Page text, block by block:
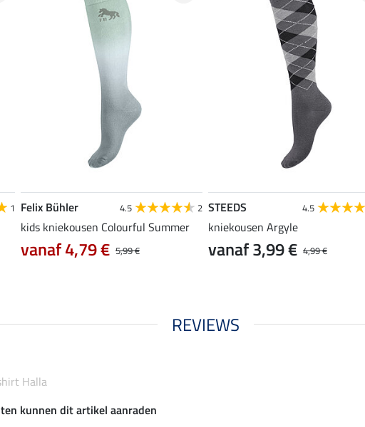
1 Felix Bühler 4.5 2
kids kniekousen Colourful Summer
5,99 €
vanaf 4,79 €
STEEDS 4.5
kniekousen Argyle
4,99 €
vanaf 3,99 €
REVIEWS
Halla
kunnen dit artikel aanraden